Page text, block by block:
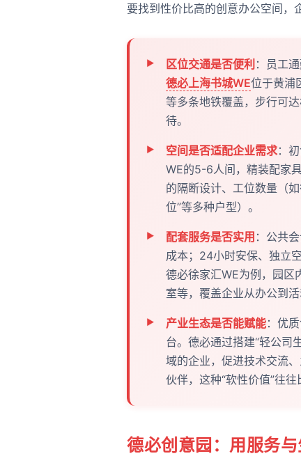
要找到性价比高的创意办公空间，
区位交通是否便利 ：员工
德必上海书城WE位于黄浦
等多条地铁覆盖，步行可
待。
空间是否适配企业需求：
WE的5-6人间，精装配家
的隔断设计、工位数量（
位”等多种户型）。
配套服务是否实用 ：公共
成本；24小时安保、独立
德必徐家汇WE为例，园
室等，覆盖企业从办公到活
产业生态是否能赋能：优
台。德必通过搭建“轻公司
域的企业，促进技术交流
伙伴，这种“软性价值”往往
德必创意园：用服务